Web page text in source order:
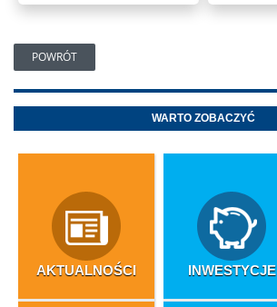
POWRÓT
WARTO ZOBACZYĆ
AKTUALNOŚCI INWESTYCJE